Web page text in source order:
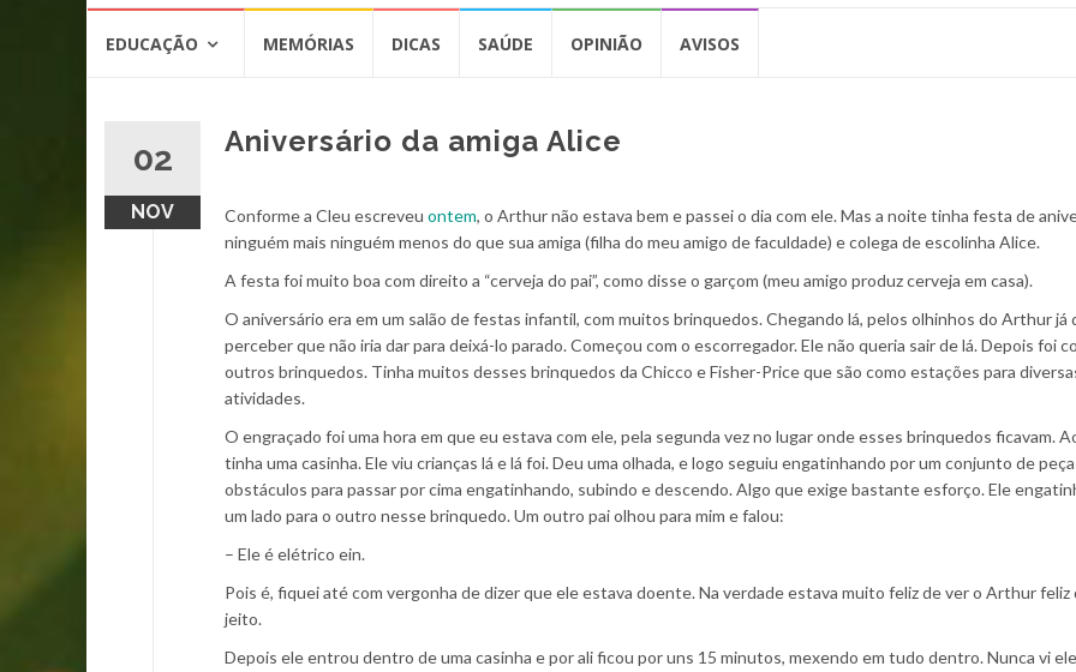
EDUCAÇÃO MEMÓRIAS DICAS SAÚDE OPINIÃO AVISOS
02
NOV
Aniversário da amiga Alice
Conforme a Cleu escreveu ontem, o Arthur não estava bem e passei o dia com ele. Mas a noite tinha festa de
ninguém mais ninguém menos do que sua amiga (filha do meu amigo de faculdade) e colega de escolinha Alice.
A festa foi muito boa com direito a “cerveja do pai”, como disse o garçom (meu amigo produz cerveja em casa).
O aniversário era em um salão de festas infantil, com muitos brinquedos. Chegando lá, pelos olhinhos do Arthur já
perceber que não iria dar para deixá-lo parado. Começou com o escorregador. Ele não queria sair de lá. Depois foi
outros brinquedos. Tinha muitos desses brinquedos da Chicco e Fisher-Price que são como estações para
atividades.
O engraçado foi uma hora em que eu estava com ele, pela segunda vez no lugar onde esses brinquedos ficavam.
tinha uma casinha. Ele viu crianças lá e lá foi. Deu uma olhada, e logo seguiu engatinhando por um conjunto de
obstáculos para passar por cima engatinhando, subindo e descendo. Algo que exige bastante esforço. Ele
um lado para o outro nesse brinquedo. Um outro pai olhou para mim e falou:
– Ele é elétrico ein.
Pois é, fiquei até com vergonha de dizer que ele estava doente. Na verdade estava muito feliz de ver o Arthur feliz
jeito.
Depois ele entrou dentro de uma casinha e por ali ficou por uns 15 minutos, mexendo em tudo dentro. Nunca vi